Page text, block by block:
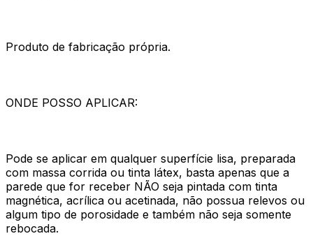
Produto de fabricação própria.
ONDE POSSO APLICAR:
Pode se aplicar em qualquer superfície lisa, preparada
com massa corrida ou tinta látex, basta apenas que a
parede que for receber NÃO seja pintada com tinta
magnética, acrílica ou acetinada, não possua relevos ou
algum tipo de porosidade e também não seja somente
rebocada.